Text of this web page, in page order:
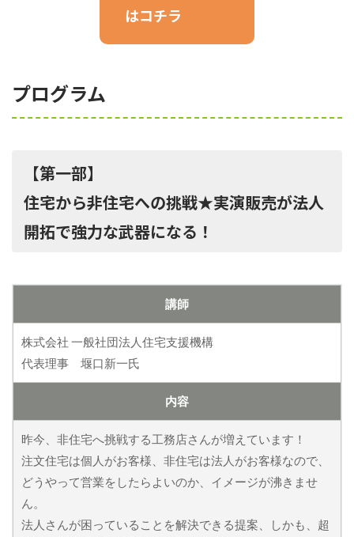
はコチラ
プログラム
【第一部】
住宅から非住宅への挑戦★実演販売が法人
開拓で強力な武器になる！
講師
株式会社 一般社団法人住宅支援機構
代表理事 堰口新一氏
内容
昨今、非住宅へ挑戦する工務店さんが増えています！
注文住宅は個人がお客様、非住宅は法人がお客様なので、
どうやって営業をしたらよいのか、イメージが沸きませ
ん。
法人さんが困っていることを解決できる提案、しかも、超